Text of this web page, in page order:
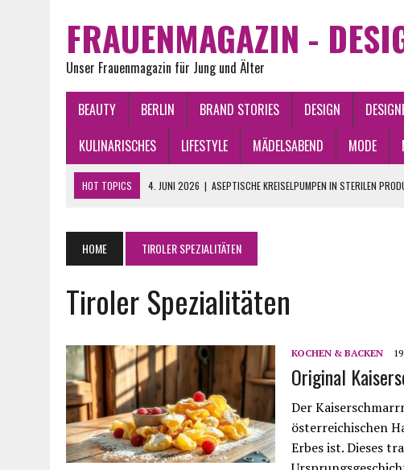
FRAUENMAGAZIN -
Unser Frauenmagazin für Jung und Älter
BEAUTY BERLIN BRAND STORIES DESIGN
KULINARISCHES
LIFESTYLE MÄDELSABEND MODE
HOT TOPICS 4. JUNI 2026 | ASEPTISCHE KREISELPUMPEN IN STERILEN
21. APRIL 2026 | BERLIN PLZ VERSTEHEN: ALLE BEZIRKE IM ÜBERBLICK
15. JUNI 2026
WAS FINDEN FRAUEN AN MÄNNERN ATTRAKTIV?
HOME TIROLER SPEZIALITÄTEN
Tiroler Spezialitäten
KOCHEN & BACKEN
Original
Der
österreichischen
Erbes ist. Dieses